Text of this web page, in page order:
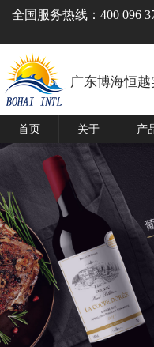
全国服务热线：400 096
广东博海恒
首页 关于 产